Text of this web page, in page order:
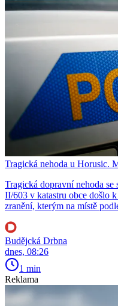
Tragická nehoda u Horusic.
Tragická dopravní nehoda
II/603 v katastru obce došlo
zranění, kterým na místě
Budějcká Drbna
dnes, 08:26
1 min
Reklama